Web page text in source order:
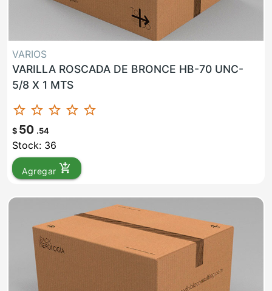
VARIOS
VARILLA ROSCADA DE BRONCE HB-70 UNC-
5/8 X 1 MTS
star_border star_border star_border star_border star_border
$ 50 .54
Stock: 36
Agregar add_shopping_cart